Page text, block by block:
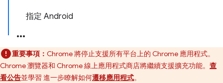
指定 Android
重要事項： Chrome 將停止支援所有平台上的 Chrome 應用程式。
Chrome 瀏覽器和 Chrome 線上應用程式商店將繼續支援擴充功能。 查
看公告並學習 進一步瞭解如何遷移應用程式。